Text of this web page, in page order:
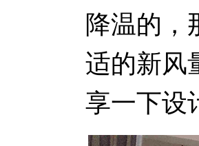
降温的，
适的新风
享一下设